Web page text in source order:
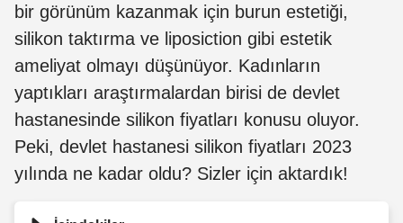
bir görünüm kazanmak için burun estetiği,
silikon taktırma ve liposiction gibi estetik
ameliyat olmayı düşünüyor. Kadınların
yaptıkları araştırmalardan birisi de devlet
hastanesinde silikon fiyatları konusu oluyor.
Peki, devlet hastanesi silikon fiyatları 2023
yılında ne kadar oldu? Sizler için aktardık!